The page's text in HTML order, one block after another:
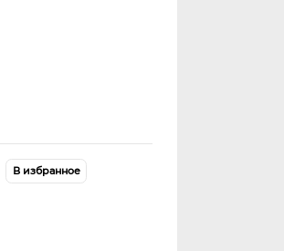
В избранное